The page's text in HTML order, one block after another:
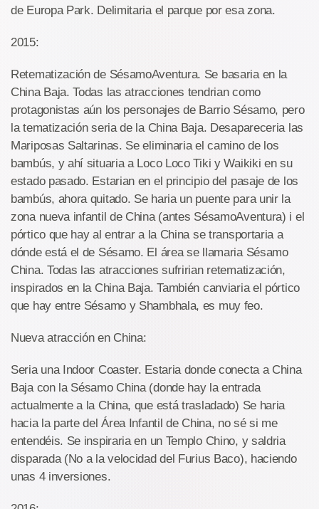
de Europa Park. Delimitaria el parque por esa zona.
2015:
Retematización de SésamoAventura. Se basaria en la
China Baja. Todas las atracciones tendrian como
protagonistas aún los personajes de Barrio Sésamo, pero
la tematización seria de la China Baja. Desapareceria las
Mariposas Saltarinas. Se eliminaria el camino de los
bambús, y ahí situaria a Loco Loco Tiki y Waikiki en su
estado pasado. Estarian en el principio del pasaje de los
bambús, ahora quitado. Se haria un puente para unir la
zona nueva infantil de China (antes SésamoAventura) i el
pórtico que hay al entrar a la China se transportaria a
dónde está el de Sésamo. El área se llamaria Sésamo
China. Todas las atracciones sufririan retematización,
inspirados en la China Baja. También canviaria el pórtico
que hay entre Sésamo y Shambhala, es muy feo.
Nueva atracción en China:
Seria una Indoor Coaster. Estaria donde conecta a China
Baja con la Sésamo China (donde hay la entrada
actualmente a la China, que está trasladado) Se haria
hacia la parte del Área Infantil de China, no sé si me
entendéis. Se inspiraria en un Templo Chino, y saldria
disparada (No a la velocidad del Furius Baco), haciendo
unas 4 inversiones.